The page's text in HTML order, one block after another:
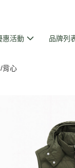
惠活動 品牌列
背心